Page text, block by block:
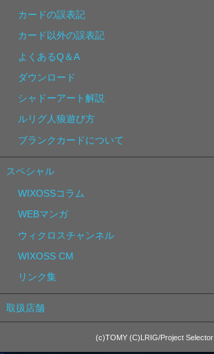
カードの誤表記
カード以外の誤表記
よくあるQ＆A
ダウンロード
シャドーアート解説
ルリグ人狼遊び方
ブランクカードについて
スペシャル
WIXOSSコラム
WEBマンガ
ウィクロスチャンネル
WIXOSS CM
リンク集
取扱店舗
(c)TOMY (C)LRIG/Project Selector